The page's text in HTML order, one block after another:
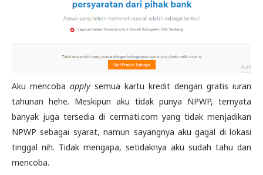
Aku mencoba apply semua kartu kredit dengan gratis iuran
tahunan hehe. Meskipun aku tidak punya NPWP, ternyata
banyak juga tersedia di cermati.com yang tidak menjadikan
NPWP sebagai syarat, namun sayangnya aku gagal di lokasi
tinggal nih. Tidak mengapa, setidaknya aku sudah tahu dan
mencoba.